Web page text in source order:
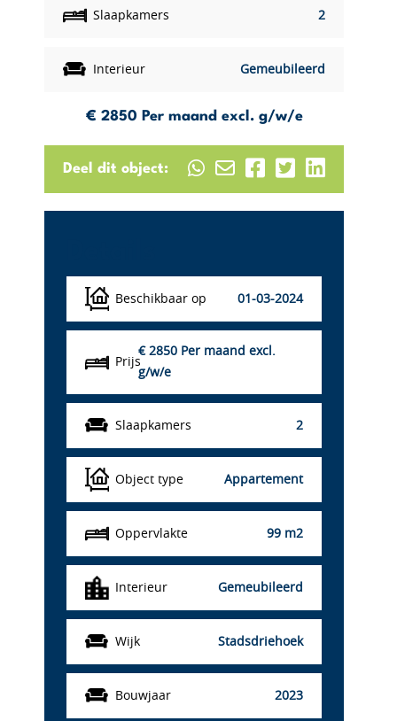
Slaapkamers 2
Interieur Gemeubileerd
€ 2850 Per maand excl. g/w/e
Deel dit object:
Beschikbaar op 01-03-2024
Prijs
€ 2850 Per maand excl.
g/w/e
Slaapkamers 2
Object type Appartement
Oppervlakte 99 m2
Interieur Gemeubileerd
Wijk Stadsdriehoek
Bouwjaar 2023